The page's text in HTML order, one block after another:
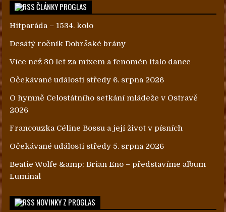
ČLÁNKY PROGLAS
Hitparáda – 1534. kolo
Desátý ročník Dobršské brány
Více než 30 let za mixem a fenomén italo dance
Očekávané události středy 6. srpna 2026
O hymně Celostátního setkání mládeže v Ostravě
2026
Francouzka Céline Bossu a její život v písních
Očekávané události středy 5. srpna 2026
Beatie Wolfe &amp; Brian Eno – představíme album
Luminal
NOVINKY Z PROGLAS